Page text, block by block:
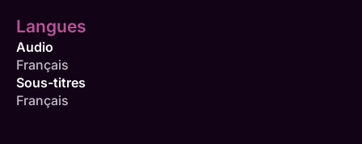
Langues
Audio
Français
Sous-titres
Français